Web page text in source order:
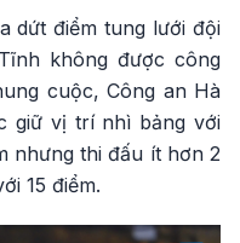
dứt điểm tung lưới đội
không được công
cuộc, Công an Hà
giữ vị trí nhì bảng với
nhưng thi đấu ít hơn 2
15 điểm.